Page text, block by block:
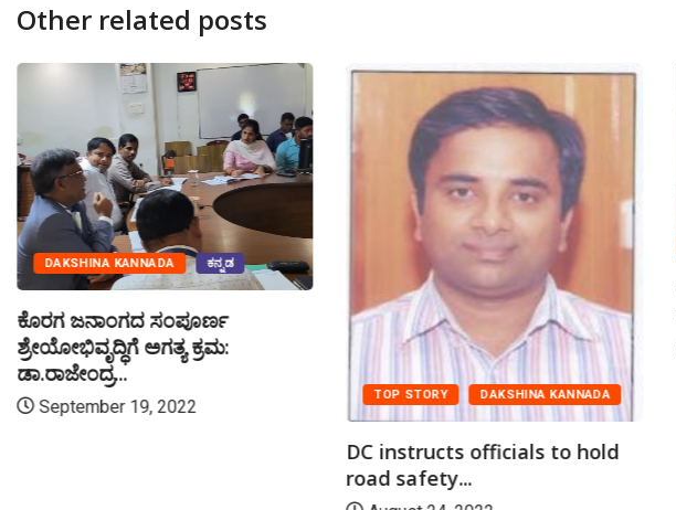
Other related posts
DAKSHINA KANNADA ಕನ್ನಡ
ಕೊರಗ ಜನಾಂಗದ ಸಂಪೂರ್ಣ
ಶ್ರೇಯೋಭಿವೃದ್ಧಿಗೆ ಅಗತ್ಯ ಕ್ರಮ:
ಡಾ.ರಾಜೇಂದ್ರ...
September 19, 2022
TOP STORY DAKSHINA KANNADA
DC instructs officials to hold
road safety...